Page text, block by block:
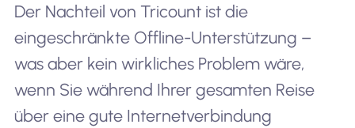
Der Nachteil von Tricount ist die
eingeschränkte Offline-Unterstützung –
was aber kein wirkliches Problem wäre,
wenn Sie während Ihrer gesamten Reise
über eine gute Internetverbindung